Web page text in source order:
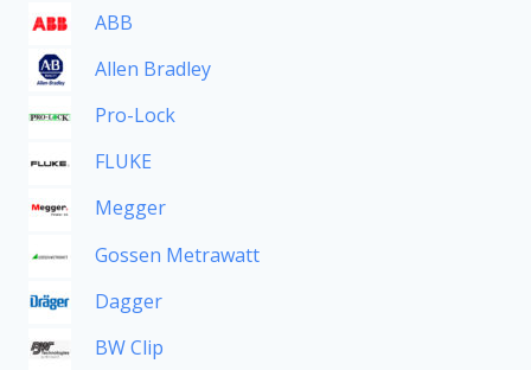
ABB
Allen Bradley
Pro-Lock
FLUKE
Megger
Gossen Metrawatt
Dagger
BW Clip